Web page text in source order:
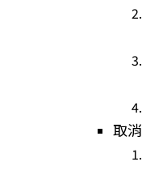
取消